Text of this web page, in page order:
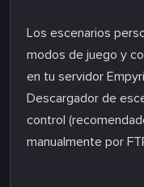
Los escenarios
modos de juego y
en tu servidor
Descargador de
control
manualmente por